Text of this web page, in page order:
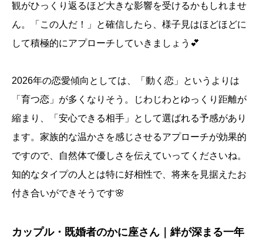
観がひっくり返るほど大きな影響を受けるかもしれませ
ん。「この人だ！」と確信したら、様子見はほどほどに
して積極的にアプローチしていきましょう💕
2026年の恋愛傾向としては、「動く恋」というよりは
「育つ恋」が多くなりそう。じわじわとゆっくり距離が
縮まり、「安心できる相手」として選ばれる予感があり
ます。家族的な温かさを感じさせるアプローチが効果的
ですので、自然体で優しさを伝えていってくださいね。
知的なタイプの人とは特に好相性で、将来を見据えたお
付き合いができそうです🌸
カップル・既婚者のかに座さん｜絆が深まる一年